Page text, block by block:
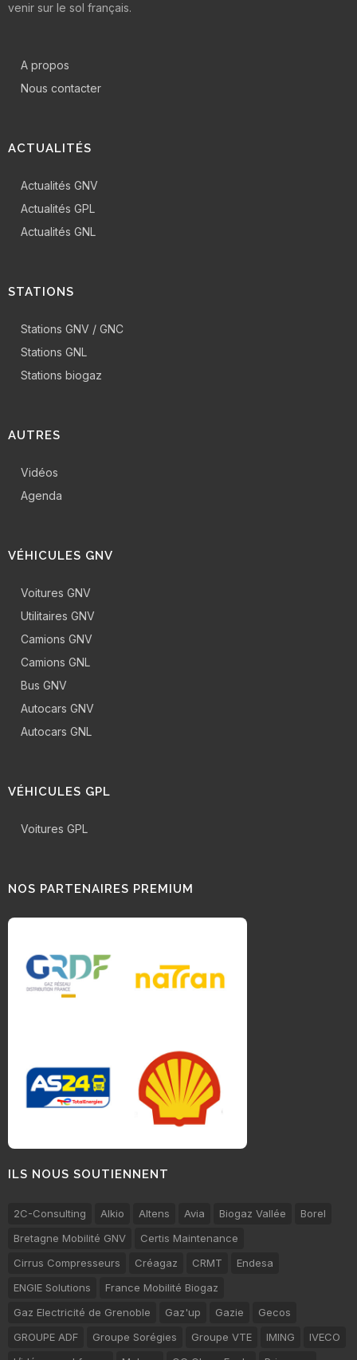
venir sur le sol français.
A propos
Nous contacter
ACTUALITÉS
Actualités GNV
Actualités GPL
Actualités GNL
STATIONS
Stations GNV / GNC
Stations GNL
Stations biogaz
AUTRES
Vidéos
Agenda
VÉHICULES GNV
Voitures GNV
Utilitaires GNV
Camions GNV
Camions GNL
Bus GNV
Autocars GNV
Autocars GNL
VÉHICULES GPL
Voitures GPL
NOS PARTENAIRES PREMIUM
ILS NOUS SOUTIENNENT
2C-Consulting Alkio Altens Avia Biogaz Vallée
Borel
Bretagne Mobilité GNV
Certis Maintenance
Cirrus Compresseurs
Créagaz CRMT
Endesa
ENGIE Solutions
France Mobilité Biogaz
Gaz Electricité de Grenoble
Gaz'up Gazie
Gecos
GROUPE ADF
Groupe Sorégies Groupe VTE IMING
IVECO